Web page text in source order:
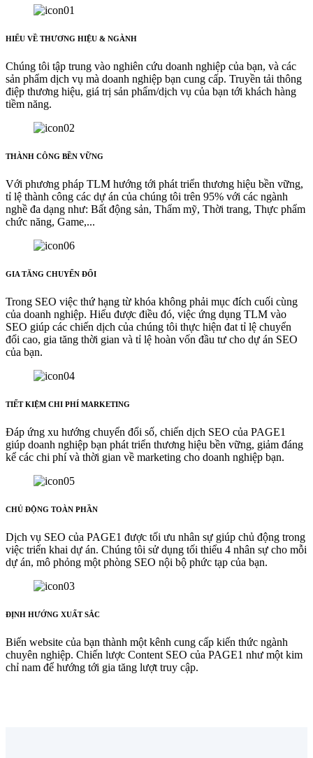
HIỂU VỀ THƯƠNG HIỆU & NGÀNH
Chúng tôi tập trung vào nghiên cứu doanh nghiệp của bạn, và các
sản phẩm dịch vụ mà doanh nghiệp bạn cung cấp. Truyền tải thông
điệp thương hiệu, giá trị sản phẩm/dịch vụ của bạn tới khách hàng
tiềm năng.
THÀNH CÔNG BỀN VỮNG
Với phương pháp TLM hướng tới phát triển thương hiệu bền vững,
tỉ lệ thành công các dự án của chúng tôi trên 95% với các ngành
nghề đa dạng như: Bất động sản, Thẩm mỹ, Thời trang, Thực phẩm
chức năng, Game,...
GIA TĂNG CHUYỂN ĐỔI
Trong SEO việc thứ hạng từ khóa không phải mục đích cuối cùng
của doanh nghiệp. Hiểu được điều đó, việc ứng dụng TLM vào
SEO giúp các chiến dịch của chúng tôi thực hiện đat tỉ lệ chuyển
đổi cao, gia tăng thời gian và tỉ lệ hoàn vốn đầu tư cho dự án SEO
của bạn.
TIẾT KIỆM CHI PHÍ MARKETING
Đáp ứng xu hướng chuyển đổi số, chiến dịch SEO của PAGE1
giúp doanh nghiệp bạn phát triển thương hiệu bền vững, giảm đáng
kể các chi phí và thời gian về marketing cho doanh nghiệp bạn.
CHỦ ĐỘNG TOÀN PHẦN
Dịch vụ SEO của PAGE1 được tối ưu nhân sự giúp chủ động trong
việc triển khai dự án. Chúng tôi sử dụng tối thiểu 4 nhân sự cho mỗi
dự án, mô phỏng một phòng SEO nội bộ phức tạp của bạn.
ĐỊNH HƯỚNG XUẤT SẮC
Biến website của bạn thành một kênh cung cấp kiến thức ngành
chuyên nghiệp. Chiến lược Content SEO của PAGE1 như một kim
chỉ nam để hướng tới gia tăng lượt truy cập.